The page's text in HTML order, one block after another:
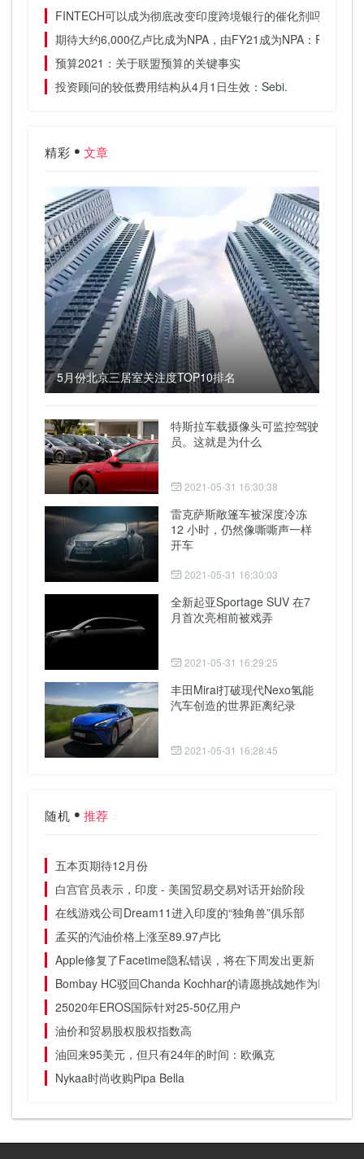
FINTECH可以成为彻底改变印度跨境银行的催化剂吗？
期待大约6,000亿卢比成为NPA，由FY21成为NPA：PNB.
预算2021：关于联盟预算的关键事实
投资顾问的较低费用结构从4月1日生效：Sebi.
精彩 文章
5月份北京三居室关注度TOP10排名
特斯拉车载摄像头可监控驾驶
员。这就是为什么
2021-05-31 16:30:38
雷克萨斯敞篷车被深度冷冻
12 小时，仍然像嘶嘶声一样
开车
2021-05-31 16:30:03
全新起亚Sportage SUV 在7
月首次亮相前被戏弄
2021-05-31 16:29:25
丰田Mirai打破现代Nexo氢能
汽车创造的世界距离纪录
2021-05-31 16:28:45
随机 推荐
五本页期待12月份
白宫官员表示，印度 - 美国贸易交易对话开始阶段
在线游戏公司Dream11进入印度的“独角兽”俱乐部
孟买的汽油价格上涨至89.97卢比
Apple修复了Facetime隐私错误，将在下周发出更新
Bombay HC驳回Chanda Kochhar的请愿挑战她作为ICICI银
25020年EROS国际针对25-50亿用户
油价和贸易股权股权指数高
油回来95美元，但只有24年的时间：欧佩克
Nykaa时尚收购Pipa Bella